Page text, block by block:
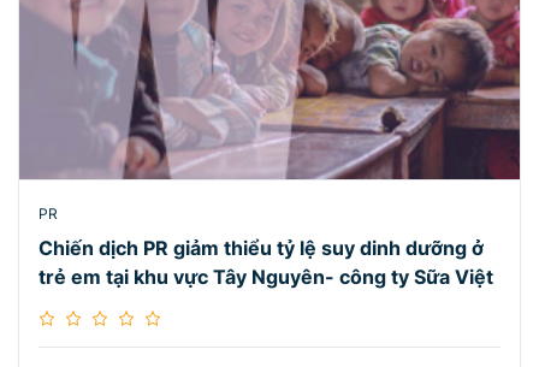
PR
Chiến dịch PR giảm thiểu tỷ lệ suy dinh dưỡng ở
trẻ em tại khu vực Tây Nguyên- công ty Sữa Việt